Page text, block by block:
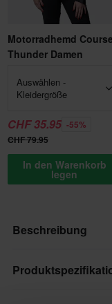
Motorradhemd Course
Thunder Damen
Auswählen -
Kleidergröße
CHF 35.95 -55%
CHF 79.95
In den Warenkorb
legen
Beschreibung
Die Rey Jeans von